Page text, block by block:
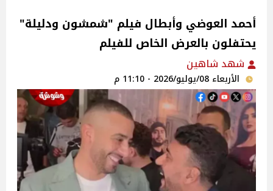
أحمد العوضي وأبطال فيلم "شمشون ودليلة"
يحتفلون بالعرض الخاص للفيلم
شهد شاهين
الأربعاء 08/يوليو/2026 - 11:10 م